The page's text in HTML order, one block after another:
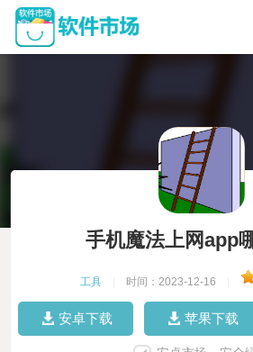
手机魔法上网app
工具 时间：2023-12-16
安卓下载 苹果下载